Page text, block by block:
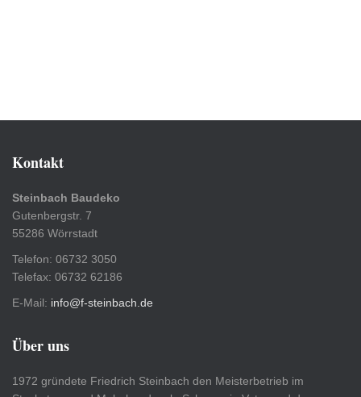
Kontakt
Steinbach Baudeko
Gutenbergstr. 7
55286 Wörrstadt
Telefon: 06732 3050
Telefax: 06732 62186
E-Mail: info@f-steinbach.de
Über uns
1972 gründete Friedrich Steinbach den Meisterbetrieb im